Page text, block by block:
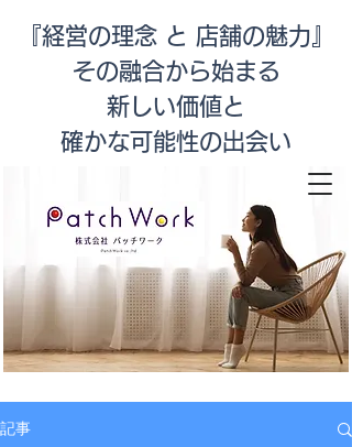
『経営の理念 と 店舗の魅力』
その融合から始まる
新しい価値と
​確かな可能性の出会い
記事